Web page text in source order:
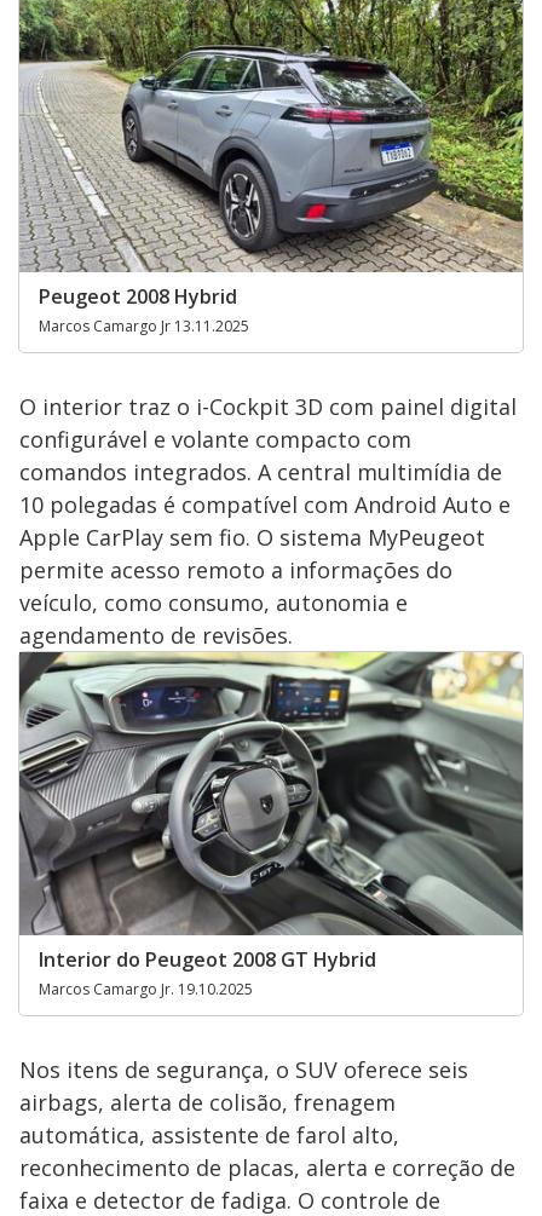
Peugeot 2008 Hybrid
Marcos Camargo Jr 13.11.2025
O interior traz o i-Cockpit 3D com painel digital
configurável e volante compacto com
comandos integrados. A central multimídia de
10 polegadas é compatível com Android Auto e
Apple CarPlay sem fio. O sistema MyPeugeot
permite acesso remoto a informações do
veículo, como consumo, autonomia e
agendamento de revisões.
Interior do Peugeot 2008 GT Hybrid
Marcos Camargo Jr. 19.10.2025
Nos itens de segurança, o SUV oferece seis
airbags, alerta de colisão, frenagem
automática, assistente de farol alto,
reconhecimento de placas, alerta e correção de
faixa e detector de fadiga. O controle de